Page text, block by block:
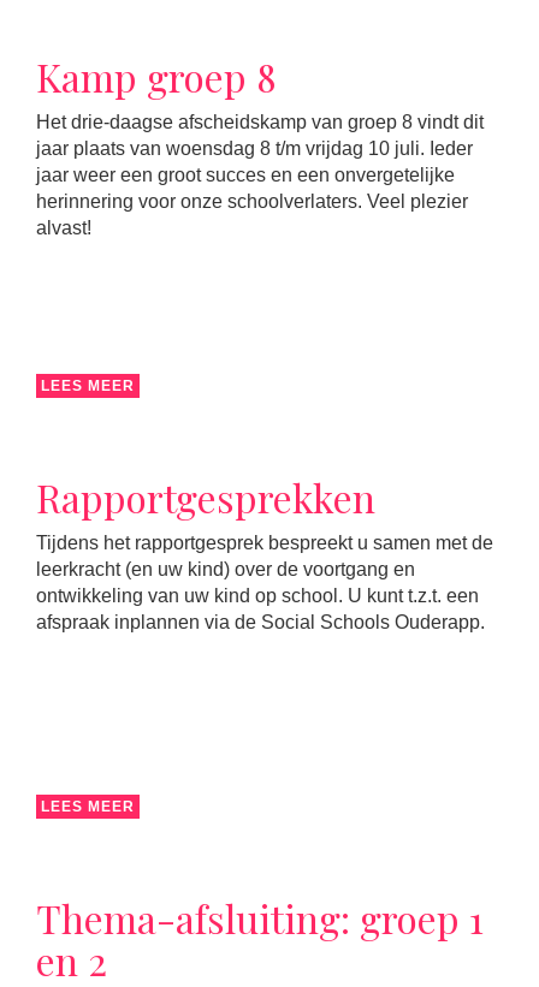
Kamp groep 8
Het drie-daagse afscheidskamp van groep 8 vindt dit
jaar plaats van woensdag 8 t/m vrijdag 10 juli. Ieder
jaar weer een groot succes en een onvergetelijke
herinnering voor onze schoolverlaters. Veel plezier
alvast!
LEES MEER
Rapportgesprekken
Tijdens het rapportgesprek bespreekt u samen met de
leerkracht (en uw kind) over de voortgang en
ontwikkeling van uw kind op school. U kunt t.z.t. een
afspraak inplannen via de Social Schools Ouderapp.
LEES MEER
Thema-afsluiting: groep 1
en 2